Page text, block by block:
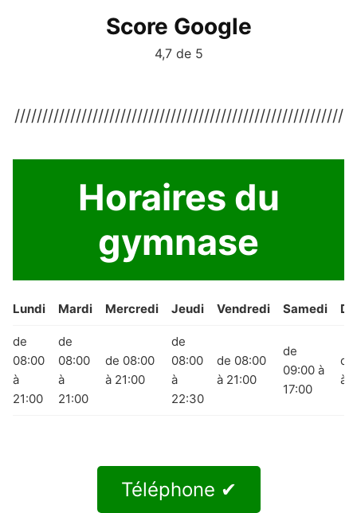
Score Google
4,7 de 5
///////////////////////////////////////////////////////////
Horaires du
gymnase
Lundi Mardi Mercredi Jeudi Vendredi Samedi
de
08:00
à
21:00
de
08:00
à
21:00
de 08:00
à 21:00
de
08:00
à
22:30
de 08:00
à 21:00
de
09:00 à
17:00
à
Téléphone ✔